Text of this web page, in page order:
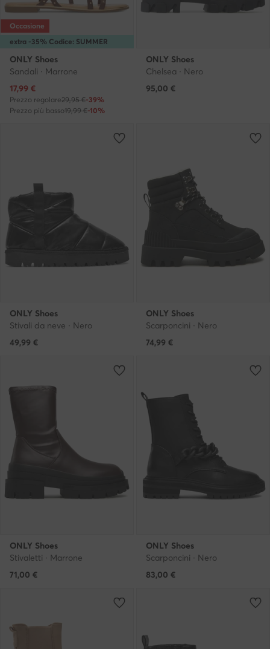
extra -35% Codice: SUMMER
Occasione
ONLY Shoes
Sandali · Marrone
Prezzo attuale
17,99 €
Prezzo regolare29,95 €-39%
Prezzo più basso19,99 €-10%
ONLY Shoes
Chelsea · Nero
95,00 €
ONLY Shoes
Stivali da neve · Nero
49,99 €
ONLY Shoes
Scarponcini · Nero
74,99 €
ONLY Shoes
Stivaletti · Marrone
71,00 €
ONLY Shoes
Scarponcini · Nero
83,00 €